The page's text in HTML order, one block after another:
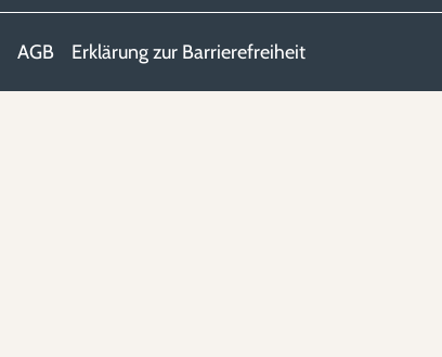
AGB Erklärung zur Barrierefreiheit